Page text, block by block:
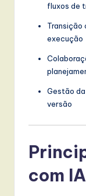
fluxos de
Transição
execução
Gestão
versão
com IA